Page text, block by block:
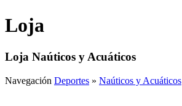
Loja
Loja Naúticos y Acuáticos
Navegación Deportes » Naúticos y Acuáticos